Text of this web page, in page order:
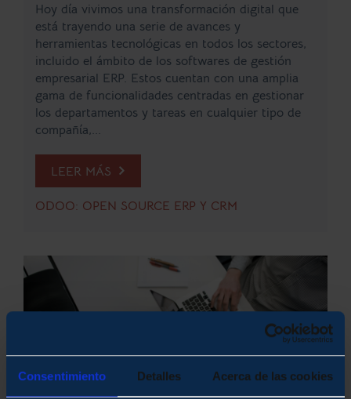
Consentimiento Detalles Acerca de las cookies
Hoy día vivimos una transformación digital que
está trayendo una serie de avances y
herramientas tecnológicas en todos los sectores,
incluido el ámbito de los softwares de gestión
empresarial ERP. Estos cuentan con una amplia
gama de funcionalidades centradas en gestionar
los departamentos y tareas en cualquier tipo de
compañía,...
LEER MÁS
ODOO: OPEN SOURCE ERP Y CRM